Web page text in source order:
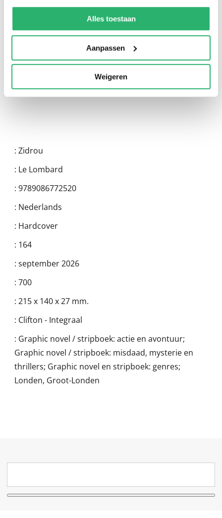
We werken samen met13 derdendie uw gegevens
kunnen ontvangen en verwerken.
Alles toestaan
Aanpassen
Weigeren
: Zidrou
: Le Lombard
: 9789086772520
: Nederlands
: Hardcover
: 164
: september 2026
: 700
: 215 x 140 x 27 mm.
: Clifton - Integraal
: Graphic novel / stripboek: actie en avontuur;
Graphic novel / stripboek: misdaad, mysterie en
thrillers; Graphic novel en stripboek: genres;
Londen, Groot-Londen